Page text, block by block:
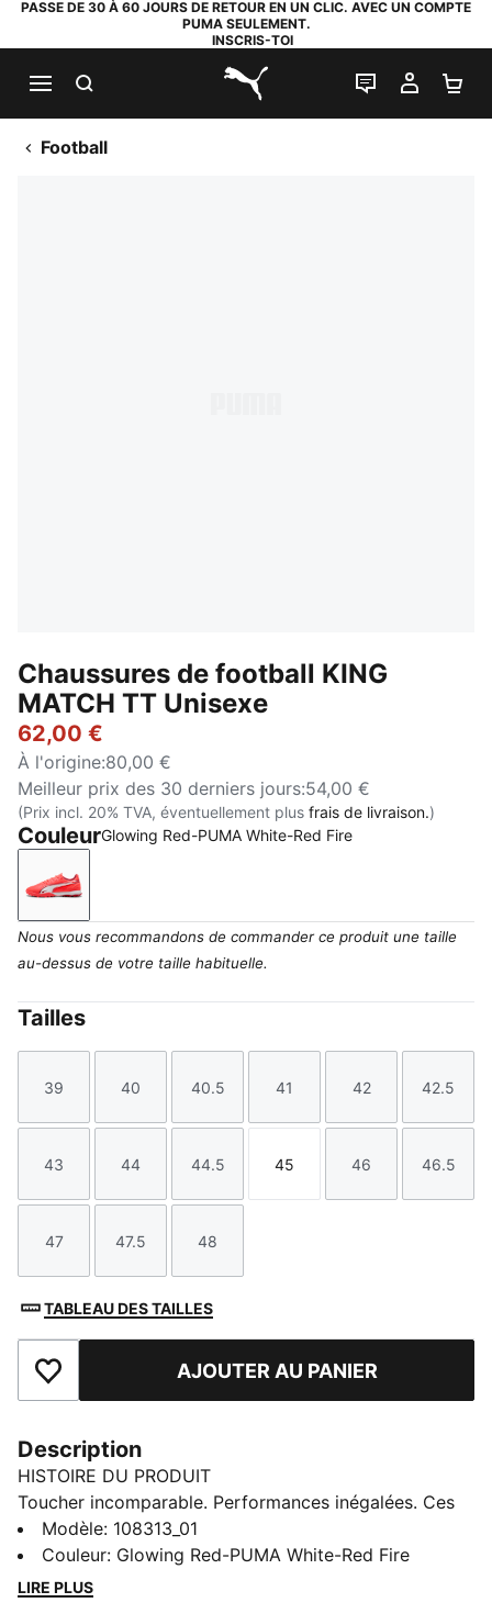
PASSE DE 30 À 60 JOURS DE RETOUR EN UN CLIC. AVEC UN COMPTE
PUMA SEULEMENT.
INSCRIS-TOI
PUMA.com
LIVE CHAT
MON
Football
Chaussures de football KING
MATCH TT Unisexe
62,00 €
À l'origine:80,00 €
Meilleur prix des 30 derniers jours:54,00 €
(Prix incl. 20% TVA, éventuellement plus frais de livraison.)
CouleurGlowing Red-PUMA White-Red Fire
Glowing Red-PUMA White-Red Fire
Nous vous recommandons de commander ce produit une taille
au-dessus de votre taille habituelle.
Tailles
Taille
39
Taille
40
Taille
40.5
Taille
41
Taille
42
Taille
42.5
Taille
43
Taille
44
Taille
44.5
Taille
45
Taille
46
Taille
46.5
Taille
47
Taille
47.5
Taille
48
TABLEAU DES TAILLES
Ajouter aux favorisAJOUTER AU PANIER
Description
HISTOIRE DU PRODUIT
Toucher incomparable. Performances inégalées. Ces
chaussures de foot sont dotées d'une tige en cuir
synthétique ultra-doux et d'une conception sans
lacets avec un col bas pour épouser le pied. La
Modèle: 108313_01
Couleur: Glowing Red-PUMA White-Red Fire
LIRE PLUS